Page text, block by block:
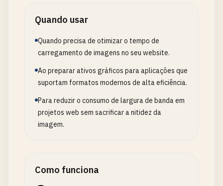
Quando usar
Quando precisa de otimizar o tempo de
carregamento de imagens no seu website.
Ao preparar ativos gráficos para aplicações que
suportam formatos modernos de alta eficiência.
Para reduzir o consumo de largura de banda em
projetos web sem sacrificar a nitidez da
imagem.
Como funciona